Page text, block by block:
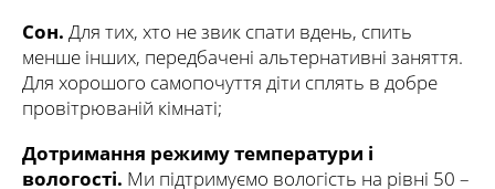
Сон. Для тих, хто не звик спати вдень, спить
менше інших, передбачені альтернативні заняття.
Для хорошого самопочуття діти сплять в добре
провітрюваній кімнаті;
Дотримання режиму температури і
вологості. Ми підтримуємо вологість на рівні 50 –